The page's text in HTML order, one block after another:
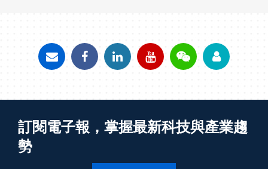
訂閱電子報，掌握最新科技與產業趨
勢